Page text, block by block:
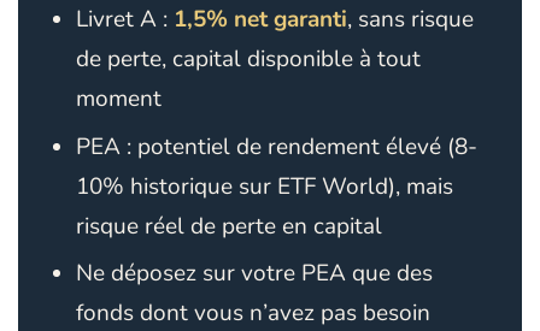
Livret A : 1,5% net garanti, sans risque
de perte, capital disponible à tout
moment
PEA : potentiel de rendement élevé (8-
10% historique sur ETF World), mais
risque réel de perte en capital
Ne déposez sur votre PEA que des
fonds dont vous n’avez pas besoin